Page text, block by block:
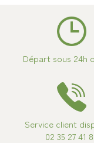
Départ sous 24h
Service client
02 35 27 41